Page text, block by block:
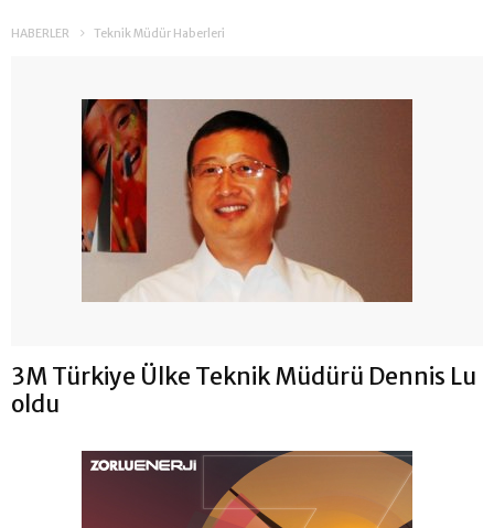
HABERLER Teknik Müdür Haberleri
3M Türkiye Ülke Teknik Müdürü Dennis Lu
oldu